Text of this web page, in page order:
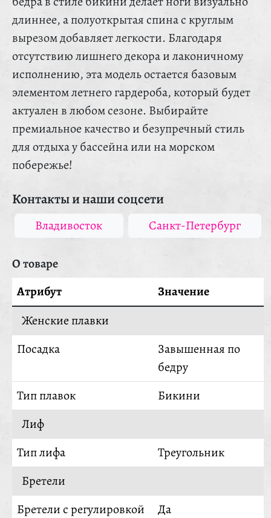
длиннее, а полуоткрытая спина с круглым
вырезом добавляет легкости. Благодаря
отсутствию лишнего декора и лаконичному
исполнению, эта модель остается базовым
элементом летнего гардероба, который будет
актуален в любом сезоне. Выбирайте
премиальное качество и безупречный стиль
для отдыха у бассейна или на морском
побережье!
Контакты и наши соцсети
Владивосток Санкт-Петербург
О товаре
Атрибут
Значение
Женские плавки
Посадка
Завышенная по
бедру
Тип плавок
Бикини
Лиф
Тип лифа
Треугольник
Бретели
Бретели с регулировкой
Да